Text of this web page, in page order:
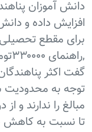
افزایش داده و
گفت اکثر
توجه به محدودیت
مبالغ را ندارند و
تا نسبت به کاهش